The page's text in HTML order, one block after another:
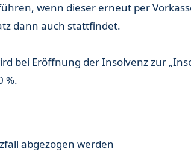
wenn dieser erneut per
dann auch stattfindet.
bei Eröffnung der Insolvenz zur
%.
abgezogen werden